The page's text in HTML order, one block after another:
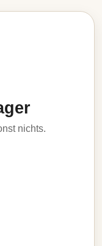
nichts.